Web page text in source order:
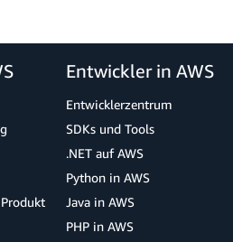
Entwickler in AWS
Entwicklerzentrum
SDKs und Tools
.NET auf AWS
Python in AWS
Java in AWS
PHP in AWS